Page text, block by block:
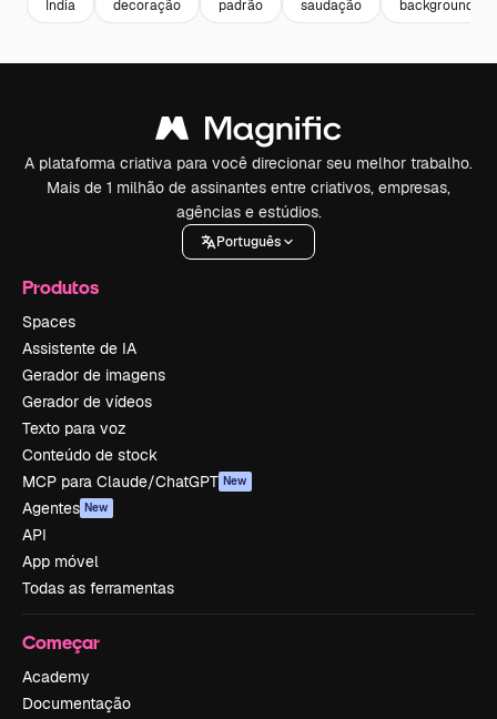
Índia decoração padrão saudação backgrounds
A plataforma criativa para você direcionar seu melhor trabalho.
Mais de 1 milhão de assinantes entre criativos, empresas,
agências e estúdios.
Português
Produtos
Spaces
Assistente de IA
Gerador de imagens
Gerador de vídeos
Texto para voz
Conteúdo de stock
MCP para Claude/ChatGPT New
Agentes New
API
App móvel
Todas as ferramentas
Começar
Academy
Documentação